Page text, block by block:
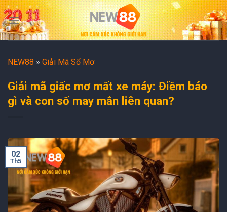
Skip
to
content
NEW88 » Giải Mã Sổ Mơ
Giải mã giấc mơ mất xe máy: Điềm báo
gì và con số may mắn liên quan?
02
Th5